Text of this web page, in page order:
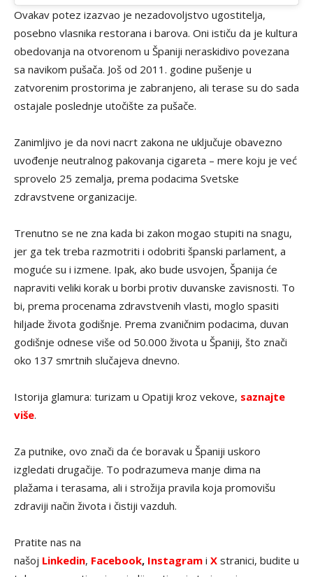
Ovakav potez izazvao je nezadovoljstvo ugostitelja,
posebno vlasnika restorana i barova. Oni ističu da je kultura
obedovanja na otvorenom u Španiji neraskidivo povezana
sa navikom pušača. Još od 2011. godine pušenje u
zatvorenim prostorima je zabranjeno, ali terase su do sada
ostajale poslednje utočište za pušače.
Zanimljivo je da novi nacrt zakona ne uključuje obavezno
uvođenje neutralnog pakovanja cigareta – mere koju je već
sprovelo 25 zemalja, prema podacima Svetske
zdravstvene organizacije.
Trenutno se ne zna kada bi zakon mogao stupiti na snagu,
jer ga tek treba razmotriti i odobriti španski parlament, a
moguće su i izmene. Ipak, ako bude usvojen, Španija će
napraviti veliki korak u borbi protiv duvanske zavisnosti. To
bi, prema procenama zdravstvenih vlasti, moglo spasiti
hiljade života godišnje. Prema zvaničnim podacima, duvan
godišnje odnese više od 50.000 života u Španiji, što znači
oko 137 smrtnih slučajeva dnevno.
Istorija glamura: turizam u Opatiji kroz vekove, saznajte
više.
Za putnike, ovo znači da će boravak u Španiji uskoro
izgledati drugačije. To podrazumeva manje dima na
plažama i terasama, ali i strožija pravila koja promovišu
zdraviji način života i čistiji vazduh.
Pratite nas na
našoj Linkedin, Facebook, Instagram i X stranici, budite u